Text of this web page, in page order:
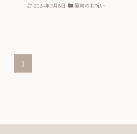
2024年3月8日 節句のお祝い
1